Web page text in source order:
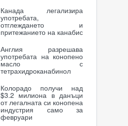
Канада легализира
употребата,
отглеждането и
притежанието на канабис
Англия разрешава
употребата на конопено
масло с
тетрахидроканабинол
Колорадо получи над
$3.2 милиона в данъци
от легалната си конопена
индустрия само за
февруари